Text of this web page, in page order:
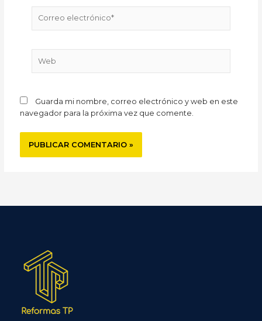
electrónico*
Guarda mi nombre, correo electrónico y web en este
navegador para la próxima vez que comente.